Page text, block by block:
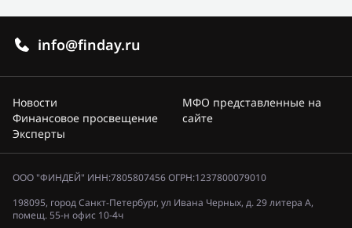
info@finday.ru
Новости
Финансовое просвещение
Эксперты
МФО представленные на
сайте
ООО "ФИНДЕЙ" ИНН:7805807456 ОГРН:1237800079010
198095, город Санкт-Петербург, ул Ивана Черных, д. 29 литера А,
помещ. 55-н офис 10-4ч